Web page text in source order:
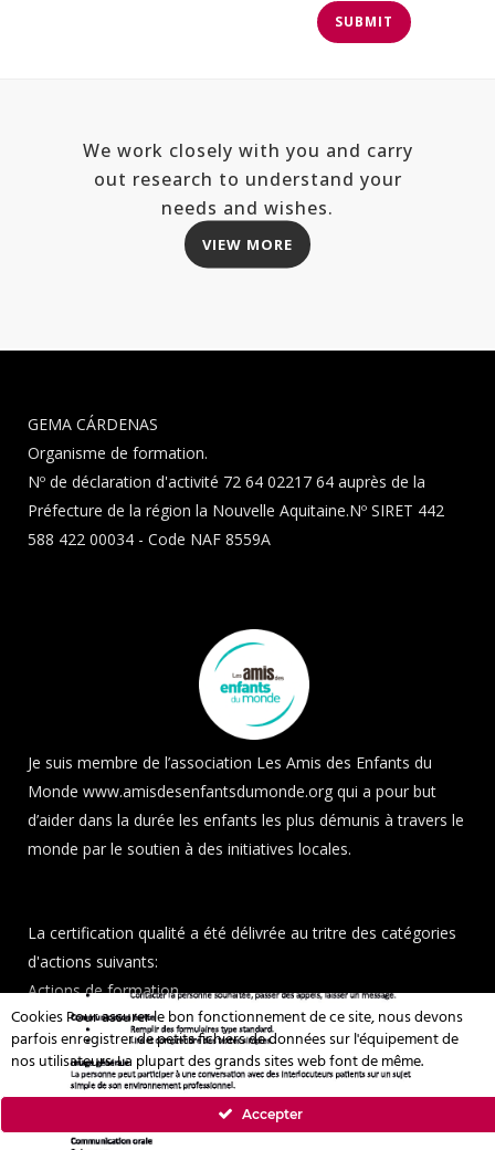
We work closely with you and carry
out research to understand your
needs and wishes.
VIEW MORE
GEMA CÁRDENAS
Organisme de formation.
Nº de déclaration d'activité 72 64 02217 64 auprès de la
Préfecture de la région la Nouvelle Aquitaine.Nº SIRET 442
588 422 00034 - Code NAF 8559A
Je suis membre de l’association Les Amis des Enfants du
Monde www.amisdesenfantsdumonde.org qui a pour but
d’aider dans la durée les enfants les plus démunis à travers le
monde par le soutien à des initiatives locales.
La certification qualité a été délivrée au tritre des catégories
d'actions suivants:
Actions de formation.
MENTIONS LÉGALES
Cookies Pour assurer le bon fonctionnement de ce site, nous devons
parfois enregistrer de petits fichiers de données sur l'équipement de
nos utilisateurs. La plupart des grands sites web font de même.
Accepter